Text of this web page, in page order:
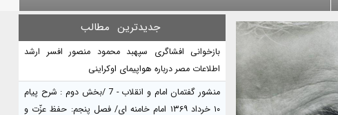
جدیدترین مطالب
بازخوانی افشاگری سپهبد محمود منصور افسر ارشد
اطلاعات مصر درباره هواپیمای اوکراینی
منشور گفتمان امام و انقلاب - 7 /بخش دوم : شرح پیام
۱۰ خرداد ۱۳۶۹ امام خامنه ای/ فصل پنجم: حفظ عزّت و